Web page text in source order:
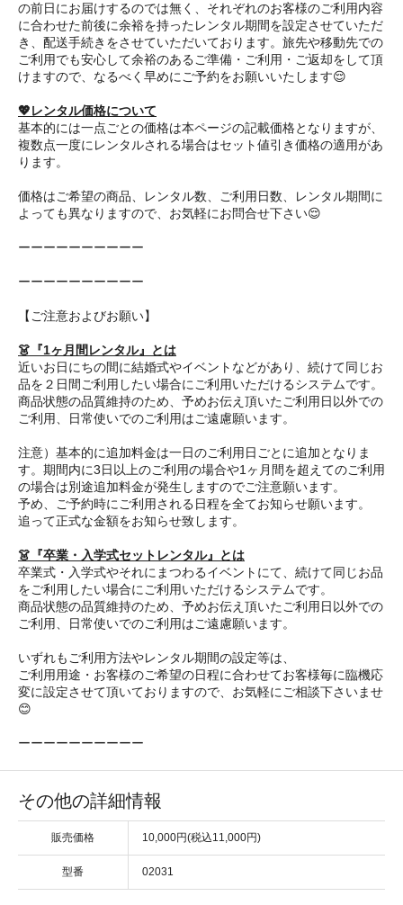
の前日にお届けするのでは無く、それぞれのお客様のご利用内容
に合わせた前後に余裕を持ったレンタル期間を設定させていただ
き、配送手続きをさせていただいております。旅先や移動先での
ご利用でも安心して余裕のあるご準備・ご利用・ご返却をして頂
けますので、なるべく早めにご予約をお願いいたします😌
💖レンタル価格について
基本的には一点ごとの価格は本ページの記載価格となりますが、
複数点一度にレンタルされる場合はセット値引き価格の適用があ
ります。
価格はご希望の商品、レンタル数、ご利用日数、レンタル期間に
よっても異なりますので、お気軽にお問合せ下さい😌
ーーーーーーーーーー
ーーーーーーーーーー
【ご注意およびお願い】
👗『1ヶ月間レンタル』とは
近いお日にちの間に結婚式やイベントなどがあり、続けて同じお
品を２日間ご利用したい場合にご利用いただけるシステムです。
商品状態の品質維持のため、予めお伝え頂いたご利用日以外での
ご利用、日常使いでのご利用はご遠慮願います。
注意）基本的に追加料金は一日のご利用日ごとに追加となりま
す。期間内に3日以上のご利用の場合や1ヶ月間を超えてのご利用
の場合は別途追加料金が発生しますのでご注意願います。
予め、ご予約時にご利用される日程を全てお知らせ願います。
追って正式な金額をお知らせ致します。
👗『卒業・入学式セットレンタル』とは
卒業式・入学式やそれにまつわるイベントにて、続けて同じお品
をご利用したい場合にご利用いただけるシステムです。
商品状態の品質維持のため、予めお伝え頂いたご利用日以外での
ご利用、日常使いでのご利用はご遠慮願います。
いずれもご利用方法やレンタル期間の設定等は、
ご利用用途・お客様のご希望の日程に合わせてお客様毎に臨機応
変に設定させて頂いておりますので、お気軽にご相談下さいませ
😊
ーーーーーーーーーー
その他の詳細情報
販売価格 10,000円(税込11,000円)
型番 02031